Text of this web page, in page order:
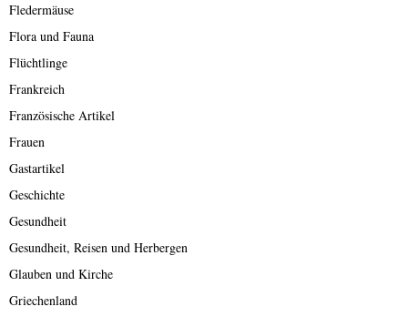
Fledermäuse
Flora und Fauna
Flüchtlinge
Frankreich
Französische Artikel
Frauen
Gastartikel
Geschichte
Gesundheit
Gesundheit, Reisen und Herbergen
Glauben und Kirche
Griechenland